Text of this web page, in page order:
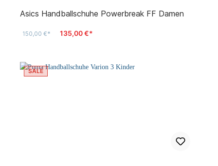
Asics Handballschuhe Powerbreak FF Damen
150,00 €* 135,00 €*
SALE